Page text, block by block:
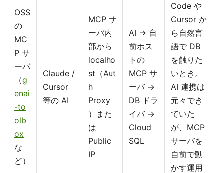
OSS
の
MC
P サ
ーバ
（g
enai
-to
olb
ox
な
ど）
Claude /
Cursor
等の AI
MCP サ
ーバ内
部から
localho
st（Aut
h
Proxy
）また
は
Public
IP
AI → 自
前ホス
トの
MCP サ
ーバ →
DB ドラ
イバ →
Cloud
SQL
Code や
Cursor か
ら自然言
語で DB
を触りた
いとき。
AI 連携は
元々でき
ていた
が、MCP
サーバを
自前で動
かす運用